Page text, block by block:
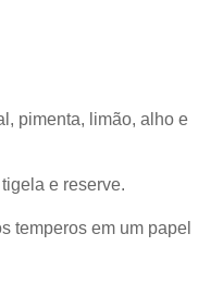
pimenta, limão, alho e
e reserve.
temperos em um papel